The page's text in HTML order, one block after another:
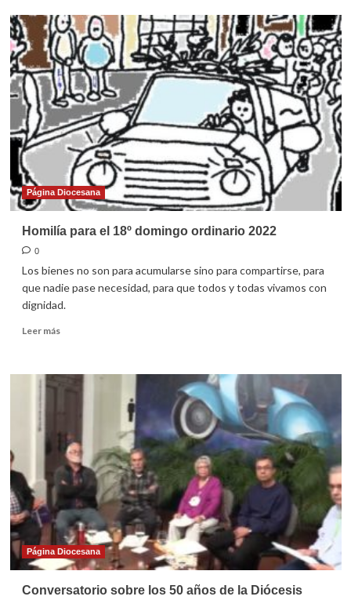
Homilía
para
el
19º
domingo
ordinario
2022
Página Diocesana
Homilía para el 18º domingo ordinario 2022
0
Los bienes no son para acumularse sino para compartirse, para
que nadie pase necesidad, para que todos y todas vivamos con
dignidad.
Leer másLeer
Homilía
para
domingo
ordinario
2022
Página Diocesana
Conversatorio sobre los 50 años de la Diócesis